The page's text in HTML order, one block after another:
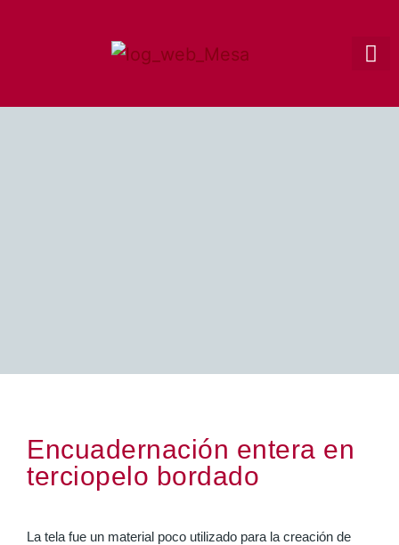
Encuadernación entera en
terciopelo bordado
La tela fue un material poco utilizado para la creación de